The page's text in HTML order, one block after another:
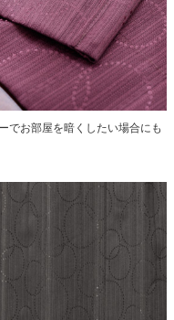
でお部屋を暗くしたい場合にも